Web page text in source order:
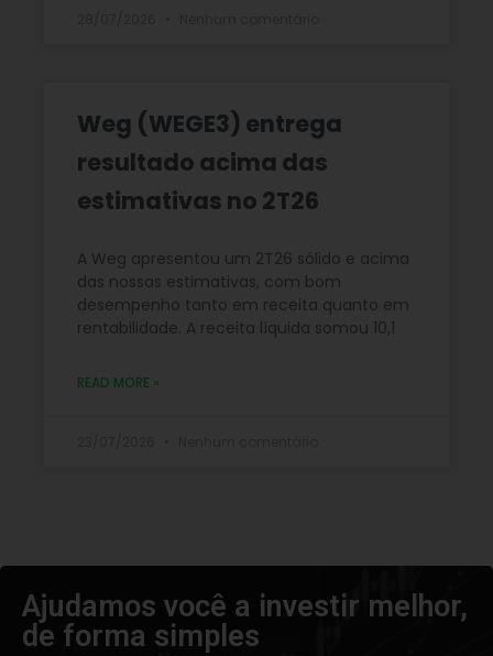
Weg (WEGE3) entrega
resultado acima das
estimativas no 2T26
A Weg apresentou um 2T26 sólido e acima
das nossas estimativas, com bom
desempenho tanto em receita quanto em
rentabilidade. A receita líquida somou 10,1
READ MORE »
Ajudamos você a investir melhor,
de forma simples​